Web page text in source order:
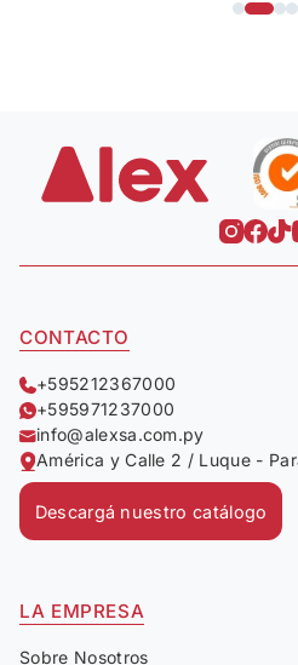
CONTACTO
+595212367000
+595971237000
info@alexsa.com.py
América y Calle 2 / Luque -
Descargá nuestro catálogo
LA EMPRESA
Sobre Nosotros